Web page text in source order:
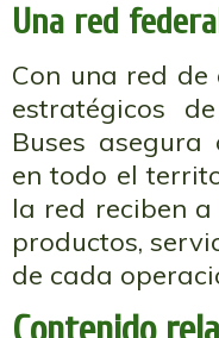
Una red
Con una red de
estratégicos
Buses
en todo el
la red reciben
productos,
de cada